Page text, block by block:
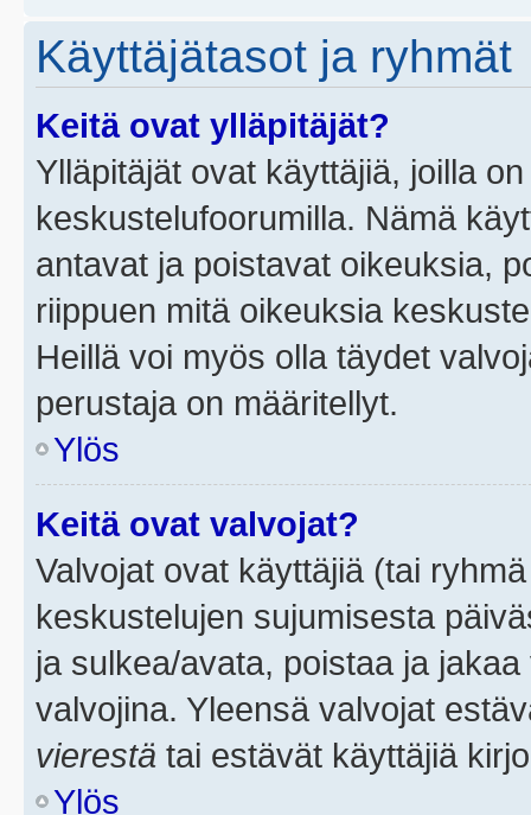
Käyttäjätasot ja ryhmät
Keitä ovat ylläpitäjät?
Ylläpitäjät ovat käyttäjiä, joilla
keskustelufoorumilla. Nämä
antavat ja poistavat oikeuksia,
riippuen mitä oikeuksia
Heillä voi myös olla täydet
perustaja on määritellyt.
Ylös
Keitä ovat valvojat?
Valvojat ovat käyttäjiä (tai
keskustelujen sujumisesta
ja sulkea/avata, poistaa ja
valvojina. Yleensä valvojat
vierestä tai estävät käyttäjiä
Ylös